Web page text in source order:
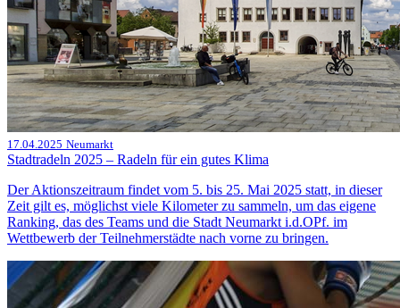
17.04.2025 Neumarkt
Stadtradeln 2025 – Radeln für ein gutes Klima
Der Aktionszeitraum findet vom 5. bis 25. Mai 2025 statt, in dieser
Zeit gilt es, möglichst viele Kilometer zu sammeln, um das eigene
Ranking, das des Teams und die Stadt Neumarkt i.d.OPf. im
Wettbewerb der Teilnehmerstädte nach vorne zu bringen.